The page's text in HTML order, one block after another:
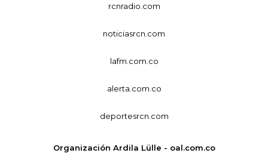
rcnradio.com
noticiasrcn.com
lafm.com.co
alerta.com.co
deportesrcn.com
Organización Ardila Lülle - oal.com.co